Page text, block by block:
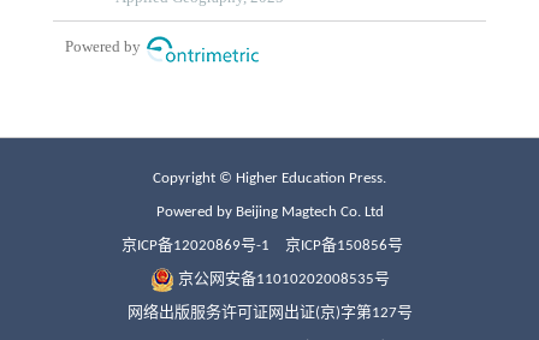
Copyright © Higher Education Press.
Powered by Beijing Magtech Co. Ltd
京ICP备12020869号-1 京ICP备150856号
京公网安备11010202008535号
网络出版服务许可证网出证(京)字第127号